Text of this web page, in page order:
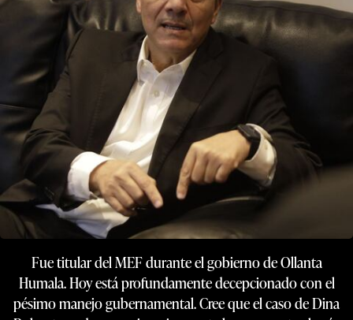
Fue titular del MEF durante el gobierno de Ollanta
Humala. Hoy está profundamente decepcionado con el
pésimo manejo gubernamental. Cree que el caso de Dina